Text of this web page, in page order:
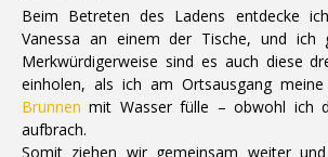
Beim Betreten des Ladens entdecke
Vanessa an einem der Tische, und ich
Merkwürdigerweise sind es auch diese
einholen, als ich am Ortsausgang
Brunnen mit Wasser fülle – obwohl ich
aufbrach.
Somit ziehen wir gemeinsam weiter